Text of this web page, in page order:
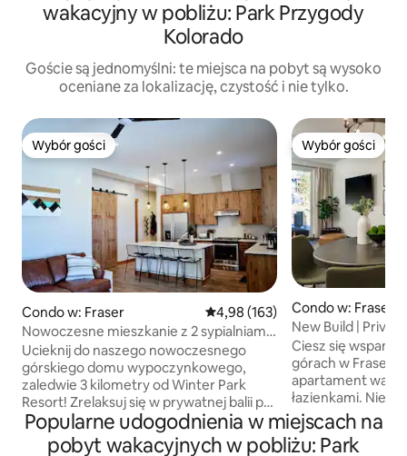
wakacyjny w pobliżu: Park Przygody
Kolorado
Goście są jednomyślni: te miejsca na pobyt są wysoko
oceniane za lokalizację, czystość i nie tylko.
Wybór gości
Wybór gości
Condo w: Fraser Średnia ocena: 4,98 na 5, liczba
4,98 (163)
Nowoczesne mieszkanie z 2 sypialniami •
Prywatne jacuzzi • W pobliżu Winter
Park
Ucieknij do naszego nowoczesnego
górskiego domu wypoczynkowego,
zaledwie 3 kilometry od Winter Park
Resort! Zrelaksuj się w prywatnej balii po
nartach, wędrówce, przejażdżce
rowerem, grze w golfa lub wędkowaniu.
Wybór gości
Wybór gości
Condo w: Fraser
New Build |
Gameroom
Ciesz się
górach w Fraser,
apartament
łazienkami.
prywatną wannę
apartament z
wyposażoną
Popularne udogodnienia w miejscach na
pobyt wakacyjnych w pobliżu: Park